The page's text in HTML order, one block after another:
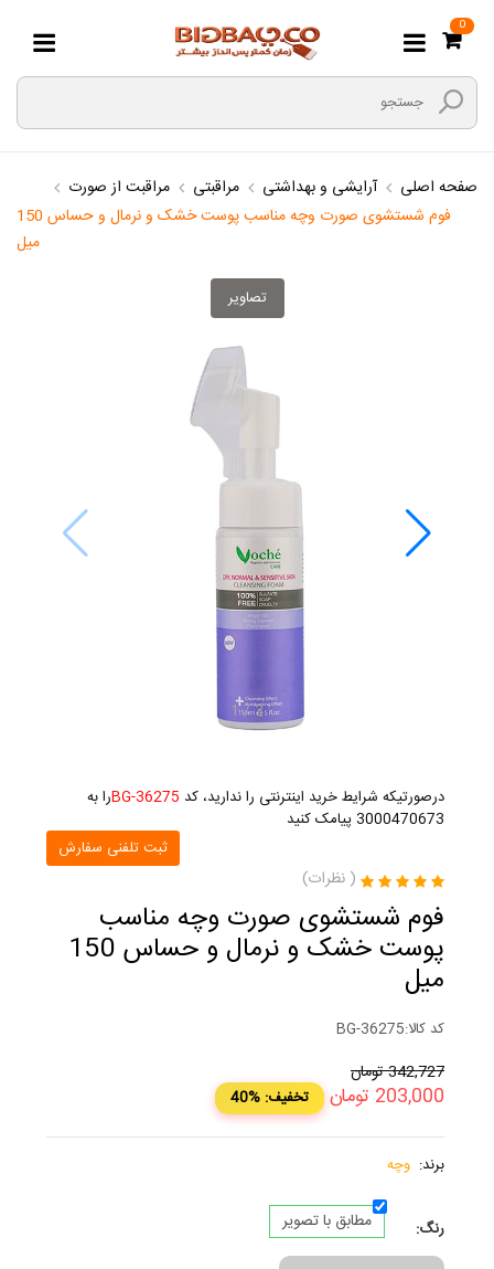
0
صفحه اصلی آرایشی و بهداشتی مراقبتی
مراقبت از صورت
فوم شستشوی صورت وچه مناسب پوست خشک و نرمال و حساس 150
میل
تصاویر
1/3
درصورتیکه شرایط خرید اینترنتی را ندارید، کد BG-36275را به
3000470673 پیامک کنید
ثبت تلفنی سفارش
( نظرات)
فوم شستشوی صورت وچه مناسب
پوست خشک و نرمال و حساس 150
میل
کد کالا:BG-36275
342,727تومان
203,000 تومان 40% :تخفیف
برند: وچه
رنگ: مطابق با تصویر